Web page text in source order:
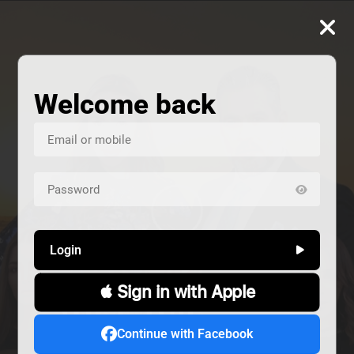
Welcome back
Login
 Sign in with Apple
Continue with Facebook
هند خانم
المشردون
ALIVE